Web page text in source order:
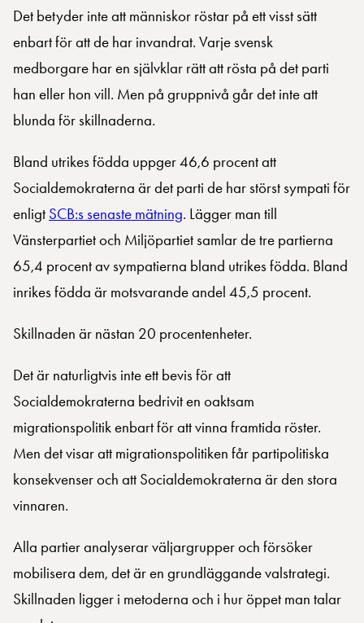
Det betyder inte att människor röstar på ett visst sätt
enbart för att de har invandrat. Varje svensk
medborgare har en självklar rätt att rösta på det parti
han eller hon vill. Men på gruppnivå går det inte att
blunda för skillnaderna.
Bland utrikes födda uppger 46,6 procent att
Socialdemokraterna är det parti de har störst sympati för
enligt SCB:s senaste mätning. Lägger man till
Vänsterpartiet och Miljöpartiet samlar de tre partierna
65,4 procent av sympatierna bland utrikes födda. Bland
inrikes födda är motsvarande andel 45,5 procent.
Skillnaden är nästan 20 procentenheter.
Det är naturligtvis inte ett bevis för att
Socialdemokraterna bedrivit en oaktsam
migrationspolitik enbart för att vinna framtida röster.
Men det visar att migrationspolitiken får partipolitiska
konsekvenser och att Socialdemokraterna är den stora
vinnaren.
Alla partier analyserar väljargrupper och försöker
mobilisera dem, det är en grundläggande valstrategi.
Skillnaden ligger i metoderna och i hur öppet man talar